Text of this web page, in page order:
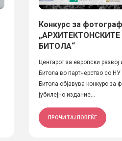
Конкурс за
БИТОЛА“
Центарот за европски развој
Битола во партнерство со НУ
Битола објавува конкурс за
јубилејно издание...
ПРОЧИТАЈ ПОВЕЌЕ